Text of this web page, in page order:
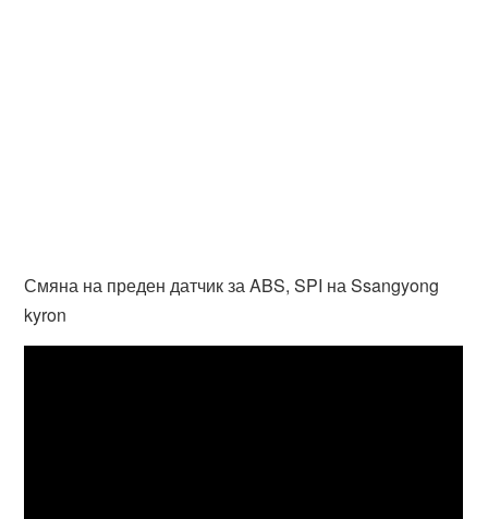
Смяна на преден датчик за ABS, SPI на Ssangyong
kyron